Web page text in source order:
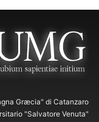
Græcia" di Catanzaro
"Salvatore Venuta"